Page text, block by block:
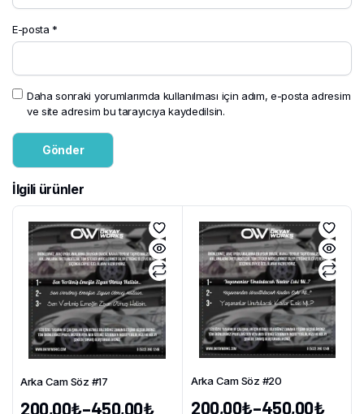
E-posta *
Daha sonraki yorumlarımda kullanılması için adım, e-posta adresim
ve site adresim bu tarayıcıya kaydedilsin.
İlgili ürünler
Arka Cam Söz #17
200,00₺–450,00₺
Arka Cam Söz #20
200,00₺–450,00₺